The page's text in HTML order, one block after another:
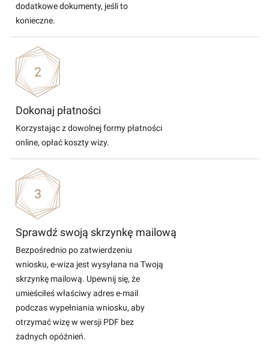
dodatkowe dokumenty, jeśli to
konieczne.
Dokonaj płatności
Korzystając z dowolnej formy płatności
online, opłać koszty wizy.
Sprawdź swoją skrzynkę mailową
Bezpośrednio po zatwierdzeniu
wniosku, e-wiza jest wysyłana na Twoją
skrzynkę mailową. Upewnij się, że
umieściłeś właściwy adres e-mail
podczas wypełniania wniosku, aby
otrzymać wizę w wersji PDF bez
żadnych opóźnień.